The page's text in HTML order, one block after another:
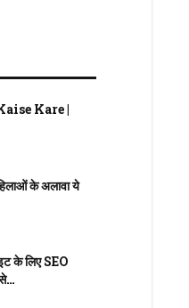
Kare |
के अलावा ये
के लिए SEO